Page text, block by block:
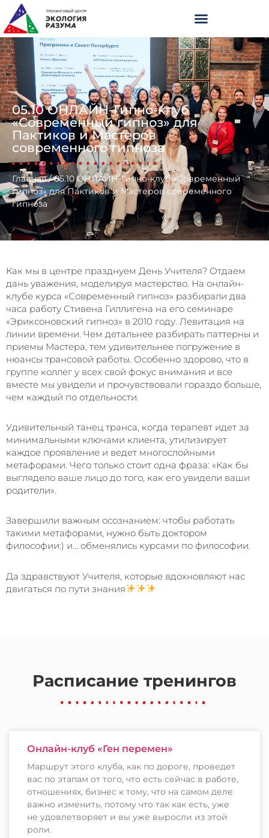
05.10 ОНЛАЙН-Гипно-клуб
«Современный гипноз» для
Пактиков и Мастеров
современного гипноза
Главная/05.10 ОНЛАЙН-Гипно-клуб «Современный
гипноз» для Пактиков и Мастеров современного
гипноза
Как мы в центре празднуем День Учителя? Отдаем
дань уважения, моделируя мастерство. На онлайн-
клубе курса «Современный гипноз» разбирали два
часа работу Стивена Гиллигена на его семинаре
«Эриксоновский гипноз» в 2010 году. Левитация на
линии времени. Чем детальнее разбирать паттерны и
приемы Мастера, тем удивительнее погружение в
нюансы трансовой работы. Особенно здорово, что в
группе коллег у всех свой фокус внимания и все
вместе мы увидели и прочувствовали гораздо больше,
чем каждый по отдельности.
Удивительный танец транса, когда терапевт идет за
минимальными ключами клиента, утилизирует
каждое проявление и ведет многослойными
метафорами. Чего только стоит одна фраза: «Как бы
выглядело ваше лицо до того, как его увидели ваши
родители».
Завершили важным осознанием: чтобы работать
такими метафорами, нужно быть доктором
философии:) и… обменялись курсами по философии.
Да здравствуют Учителя, которые вдохновляют нас
двигаться по пути знания
Расписание тренингов
Онлайн-клуб «Ген перемен»
Маршрут этого клуба, как по дороге, проведет
вас по этапам от того, что есть сейчас в работе,
отношениях, бизнес к тому, что на самом деле
важно изменить, потому что так как есть, уже
не удовлетворяет и вы уже выросли из этой
роли.